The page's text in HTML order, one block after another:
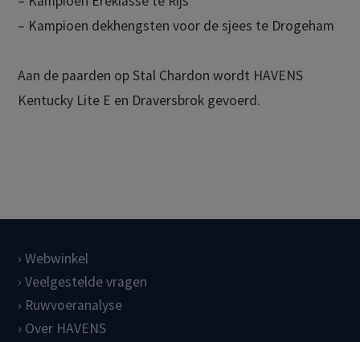
– Kampioen dekhengsten voor de sjees te Drogeham
Aan de paarden op Stal Chardon wordt HAVENS
Kentucky Lite E en Draversbrok gevoerd.
Webwinkel
Veelgestelde vragen
Ruwvoeranalyse
Over HAVENS